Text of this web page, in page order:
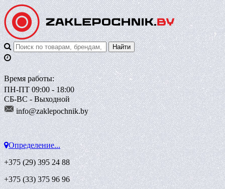
Время работы:
ПН-ПТ 09:00 - 18:00
СБ-ВС - Выходной
info@zaklepochnik.by
Определение...
+375 (29)395 24 88
+375 (33)375 96 96